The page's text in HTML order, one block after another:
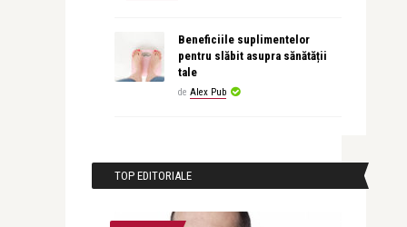
Beneficiile suplimentelor
pentru slăbit asupra sănătății
tale
de Alex Pub
TOP EDITORIALE